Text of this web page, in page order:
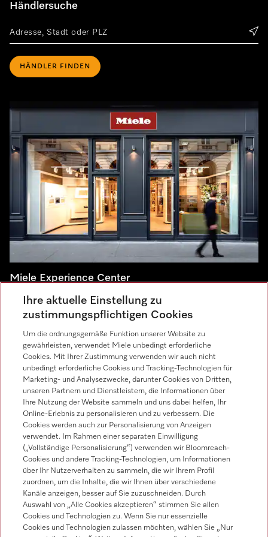
Händlersuche
HÄNDLER FINDEN
Miele Experience Center
Besuchen Sie unsere Miele Experience Center und lassen
Sie sich inspirieren.
Miele Experience Center Salzburg
Miele Experience Center Wien
Miele Experience Center Graz
Kontakt 050 800 800
Follow Miele
Newsletter
Ihre aktuelle Einstellung zu
zustimmungspflichtigen Cookies
Um die ordnungsgemäße Funktion unserer Website zu
gewährleisten, verwendet Miele unbedingt erforderliche
Cookies. Mit Ihrer Zustimmung verwenden wir auch nicht
unbedingt erforderliche Cookies und Tracking-Technologien für
Marketing- und Analysezwecke, darunter Cookies von Dritten,
unseren Partnern und Dienstleistern, die Informationen über
Ihre Nutzung der Website sammeln und uns dabei helfen, Ihr
Online-Erlebnis zu personalisieren und zu verbessern. Die
Cookies werden auch zur Personalisierung von Anzeigen
verwendet. Im Rahmen einer separaten Einwilligung
(„Vollständige Personalisierung“) verwenden wir Bloomreach-
Cookies und andere Tracking-Technologien, um Informationen
über Ihr Nutzerverhalten zu sammeln, die wir Ihrem Profil
zuordnen, um die Inhalte, die wir Ihnen über verschiedene
Kanäle anzeigen, besser auf Sie zuzuschneiden. Durch
Auswahl von „Alle Cookies akzeptieren“ stimmen Sie allen
Cookies und Technologien zu. Wenn Sie nur essenzielle
Cookies und Technologien zulassen möchten, wählen Sie „Nur